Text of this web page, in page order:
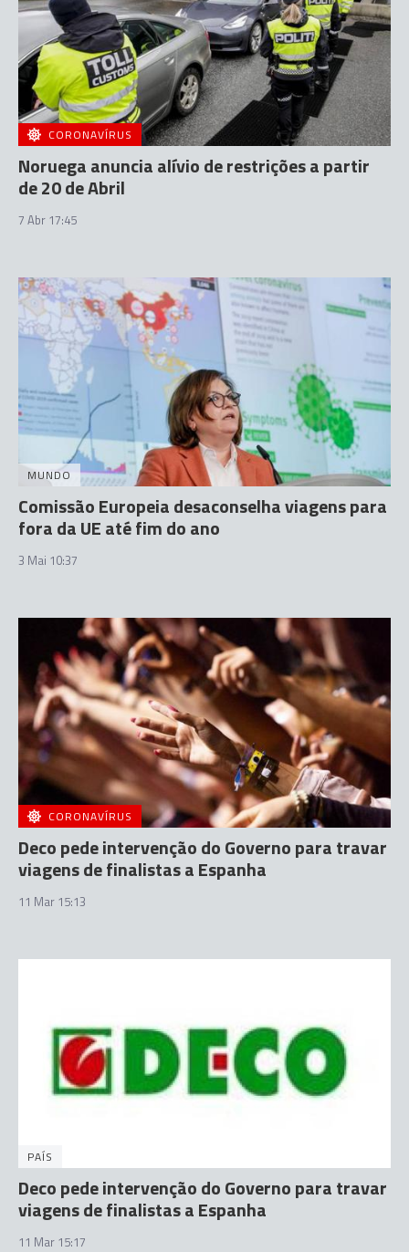
CORONAVÍRUS
Noruega anuncia alívio de restrições a partir
de 20 de Abril
7 Abr 17:45
MUNDO
Comissão Europeia desaconselha viagens para
fora da UE até fim do ano
3 Mai 10:37
CORONAVÍRUS
Deco pede intervenção do Governo para travar
viagens de finalistas a Espanha
11 Mar 15:13
PAÍS
Deco pede intervenção do Governo para travar
viagens de finalistas a Espanha
11 Mar 15:17